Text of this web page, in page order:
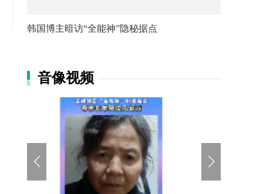
韩国博主暗访“全能神”隐秘据点
音像视频